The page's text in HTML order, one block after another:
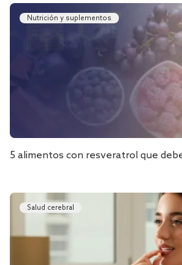
Nutrición y suplementos
5 alimentos con resveratrol que
Salud cerebral